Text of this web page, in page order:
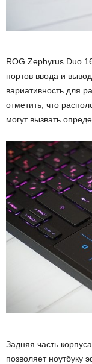
ROG Zephyrus Duo
портов ввода и
вариативность для
отметить, что
могут вызвать
Задняя часть
позволяет ноутбуку